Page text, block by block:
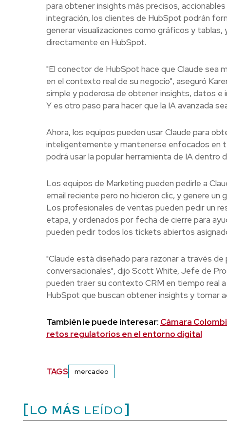
para obtener insights más precisos,
integración, los clientes de HubSpot podrán
generar visualizaciones como gráficos y
directamente en HubSpot.
"El conector de HubSpot hace que Claude sea
en el contexto real de su negocio", aseguró
simple y poderosa de obtener insights, datos e
Y es otro paso para hacer que la IA avanzada
Ahora, los equipos pueden usar Claude para
inteligentemente y mantenerse enfocados en
podrá usar la popular herramienta de IA dentro
Los equipos de Marketing pueden pedirle a
email reciente pero no hicieron clic, y genere
Los profesionales de ventas pueden pedir un
etapa, y ordenados por fecha de cierre para
pueden pedir todos los tickets abiertos
"Claude está diseñado para razonar a través
conversacionales", dijo Scott White, Jefe de
pueden traer su contexto CRM en tiempo real
HubSpot que buscan obtener insights y tomar
También le puede interesar: Cámara
retos regulatorios en el entorno digital
TAGS mercadeo
LO MÁS LEÍDO